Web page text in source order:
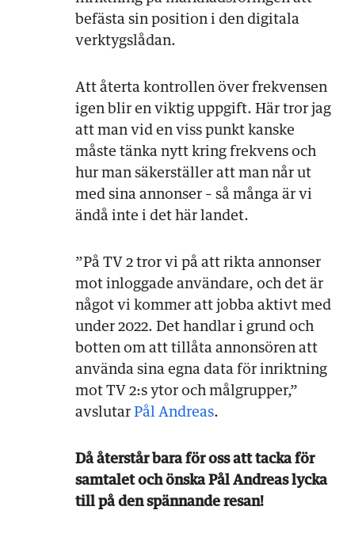
befästa sin position i den digitala
verktygslådan.
Att återta kontrollen över frekvensen
igen blir en viktig uppgift. Här tror jag
att man vid en viss punkt kanske
måste tänka nytt kring frekvens och
hur man säkerställer att man når ut
med sina annonser – så många är vi
ändå inte i det här landet.
”På TV 2 tror vi på att rikta annonser
mot inloggade användare, och det är
något vi kommer att jobba aktivt med
under 2022. Det handlar i grund och
botten om att tillåta annonsören att
använda sina egna data för inriktning
mot TV 2:s ytor och målgrupper,”
avslutarPål Andreas.
Då återstår bara för oss att tacka för
samtalet och önska Pål Andreas lycka
till på den spännande resan!